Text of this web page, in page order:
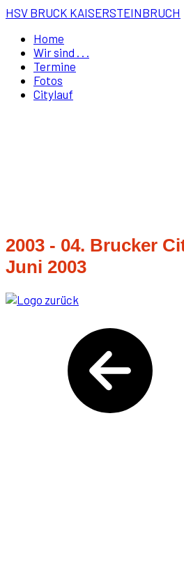
HSV BRUCK KAISERSTEINBRUCH
Home
Wir sind . . .
Termine
Fotos
Citylauf
2003 - 04. Brucker
Juni 2003